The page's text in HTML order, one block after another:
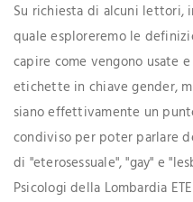
Su richiesta di alcuni lettori,
quale esploreremo le
capire come vengono usate
etichette in chiave gender,
siano effettivamente un
condiviso per poter parlare
di "eterosessuale", "gay" e
Psicologi della Lombardia